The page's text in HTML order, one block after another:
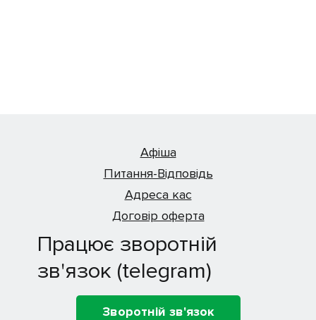
Афіша
Питання-Відповідь
Адреса кас
Договір оферта
Працює зворотній
зв'язок (telegram)
Зворотній зв'язок